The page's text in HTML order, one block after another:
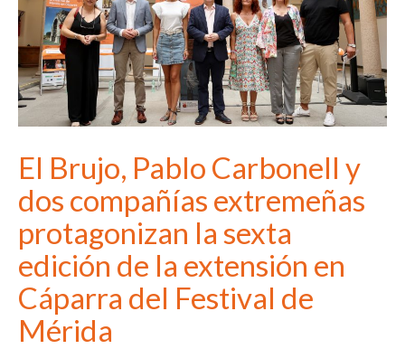
El Brujo, Pablo Carbonell y
dos compañías extremeñas
protagonizan la sexta
edición de la extensión en
Cáparra del Festival de
Mérida